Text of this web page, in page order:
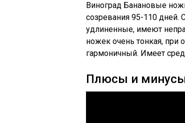
Виноград Банановые
созревания 95-110 дней.
удлиненные, имеют
ножек очень тонкая, при
гармоничный. Имеет
Плюсы и